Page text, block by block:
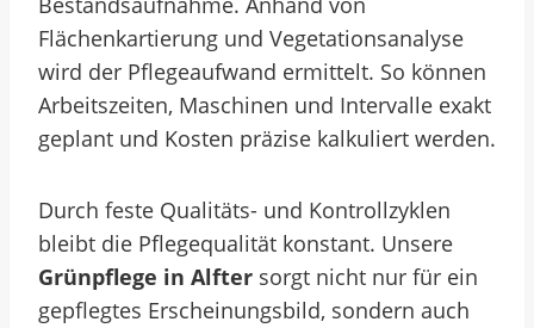
Flächenkartierung und Vegetationsanalyse
wird der Pflegeaufwand ermittelt. So können
Arbeitszeiten, Maschinen und Intervalle exakt
geplant und Kosten präzise kalkuliert werden.
Durch feste Qualitäts- und Kontrollzyklen
bleibt die Pflegequalität konstant. Unsere
Grünpflege in Alfter sorgt nicht nur für ein
gepflegtes Erscheinungsbild, sondern auch